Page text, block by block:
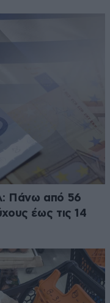
Πάνω από 56
έως τις 14